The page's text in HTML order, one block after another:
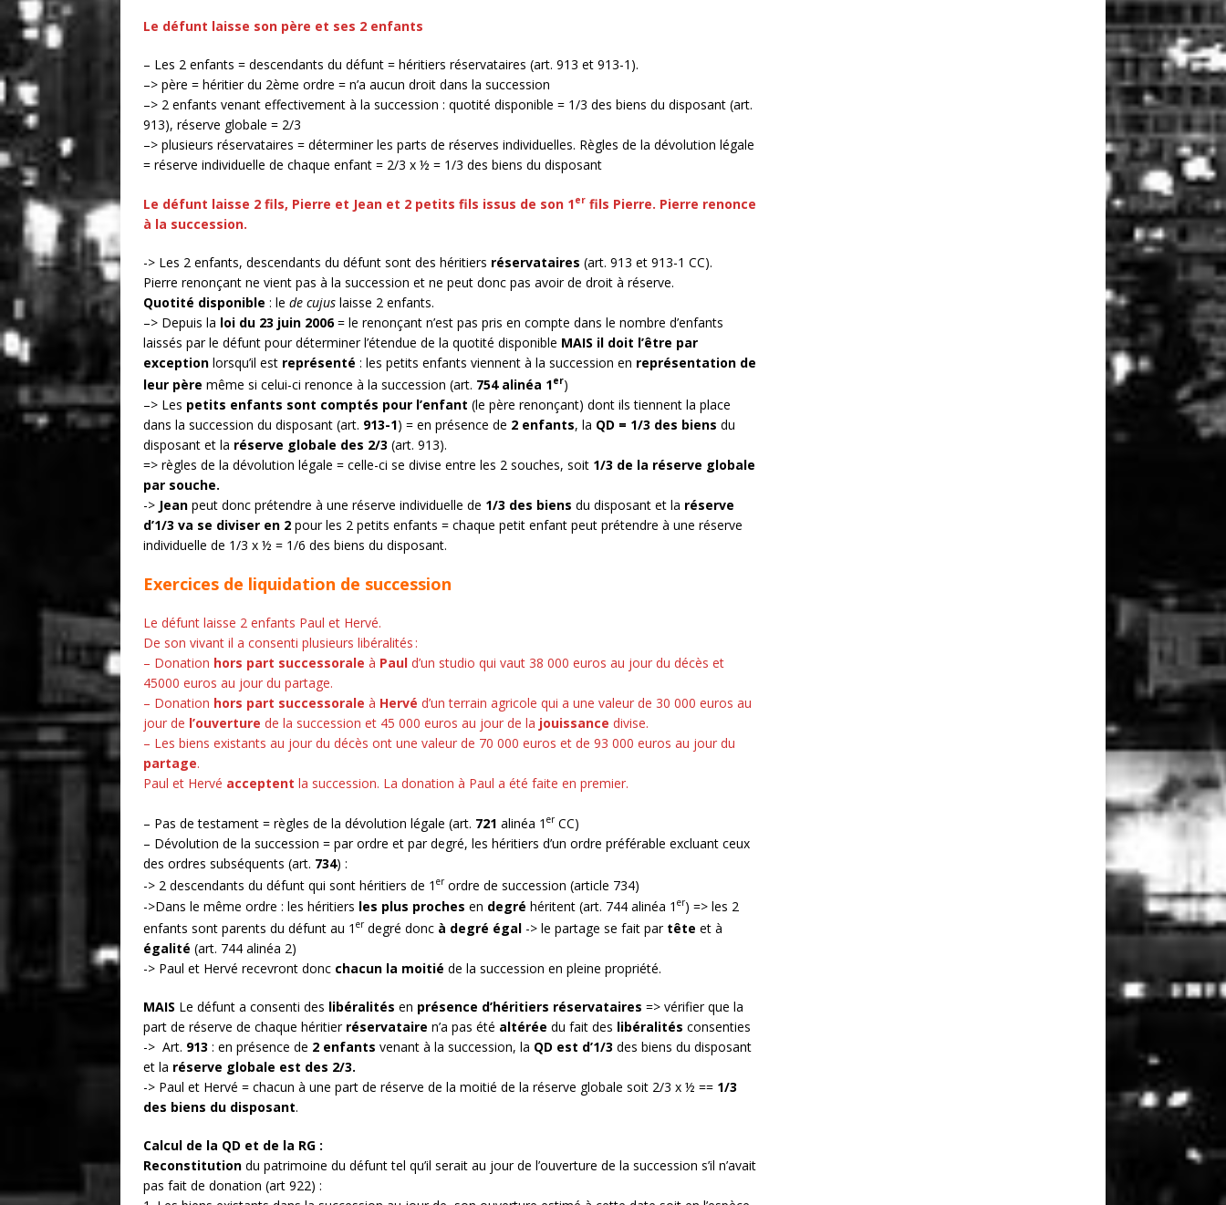
Le défunt laisse son père et ses 2 enfants
– Les 2 enfants = descendants du défunt = héritiers réservataires (art. 913 et 913-1).
–> père = héritier du 2ème ordre = n’a aucun droit dans la succession
–> 2 enfants venant effectivement à la succession : quotité disponible = 1/3 des biens du disposant (art.
913), réserve globale = 2/3
–> plusieurs réservataires = déterminer les parts de réserves individuelles. Règles de la dévolution légale
= réserve individuelle de chaque enfant = 2/3 x ½ = 1/3 des biens du disposant
Le défunt laisse 2 fils, Pierre et Jean et 2 petits fils issus de son 1er fils Pierre. Pierre renonce
à la succession.
-> Les 2 enfants, descendants du défunt sont des héritiers réservataires (art. 913 et 913-1 CC).
Pierre renonçant ne vient pas à la succession et ne peut donc pas avoir de droit à réserve.
Quotité disponible : le de cujus laisse 2 enfants.
–> Depuis la loi du 23 juin 2006= le renonçant n’est pas pris en compte dans le nombre d’enfants
laissés par le défunt pour déterminer l’étendue de la quotité disponible MAIS il doit l’être par
exception lorsqu’il est représenté : les petits enfants viennent à la succession en représentation de
leur père même si celui-ci renonce à la succession (art. 754 alinéa 1er)
–> Les petits enfants sont comptés pour l’enfant (le père renonçant) dont ils tiennent la place
dans la succession du disposant (art. 913-1) = en présence de 2 enfants, la QD = 1/3 des biens du
disposant et la réserve globale des 2/3 (art. 913).
=> règles de la dévolution légale = celle-ci se divise entre les 2 souches, soit 1/3 de la réserve globale
par souche.
-> Jean peut donc prétendre à une réserve individuelle de 1/3 des biens du disposant et la réserve
d’1/3 va se diviser en 2 pour les 2 petits enfants = chaque petit enfant peut prétendre à une réserve
individuelle de 1/3 x ½ = 1/6 des biens du disposant.
Exercices de liquidation de succession
Le défunt laisse 2 enfants Paul et Hervé.
De son vivant il a consenti plusieurs libéralités :
– Donation hors part successorale à Paul d’un studio qui vaut 38 000 euros au jour du décès et
45000 euros au jour du partage.
– Donation hors part successorale à Hervé d’un terrain agricole qui a une valeur de 30 000 euros au
jour de l’ouverture de la succession et 45 000 euros au jour de la jouissance divise.
– Les biens existants au jour du décès ont une valeur de 70 000 euros et de 93 000 euros au jour du
partage.
Paul et Hervé acceptent la succession. La donation à Paul a été faite en premier.
– Pas de testament = règles de la dévolution légale (art. 721 alinéa 1 erCC)
– Dévolution de la succession = par ordre et par degré, les héritiers d’un ordre préférable excluant ceux
des ordres subséquents (art. 734) :
-> 2 descendants du défunt qui sont héritiers de 1 erordre de succession (article 734)
->Dans le même ordre : les héritiers les plus proches en degré héritent (art. 744 alinéa 1 er) => les 2
enfants sont parents du défunt au 1 erdegré donc à degré égal -> le partage se fait par tête et à
égalité (art. 744 alinéa 2)
-> Paul et Hervé recevront donc chacun la moitié de la succession en pleine propriété.
MAIS Le défunt a consenti des libéralités en présence d’héritiers réservataires => vérifier que la
part de réserve de chaque héritier réservataire n’a pas été altérée du fait des libéralités consenties
-> Art. 913 : en présence de 2 enfants venant à la succession, la QD est d’1/3 des biens du disposant
et la réserve globale est des 2/3.
-> Paul et Hervé = chacun à une part de réserve de la moitié de la réserve globale soit 2/3 x ½ == 1/3
des biens du disposant.
Calcul de la QD et de la RG :
Reconstitution du patrimoine du défunt tel qu’il serait au jour de l’ouverture de la succession s’il n’avait
pas fait de donation (art 922) :